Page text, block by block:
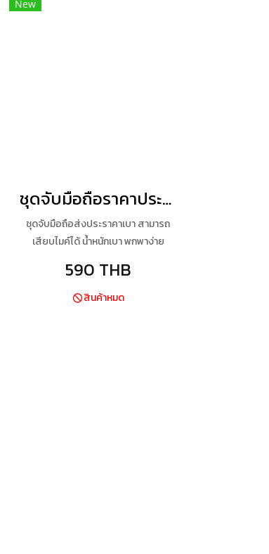
New
ชุดจับมือถือราคาประหยัด
ชุดจับมือถือส่งประราคาเบา สามารถ
เสียบไมค์ได้ น้ำหนักเบา พกพาง่าย
590 THB
สินค้าหมด